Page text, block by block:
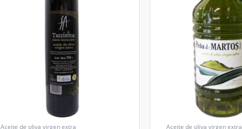
Aceite de oliva virgen extra Aceite de oliva virgen extra